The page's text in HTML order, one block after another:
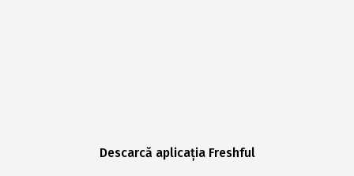
Descarcă aplicația Freshful